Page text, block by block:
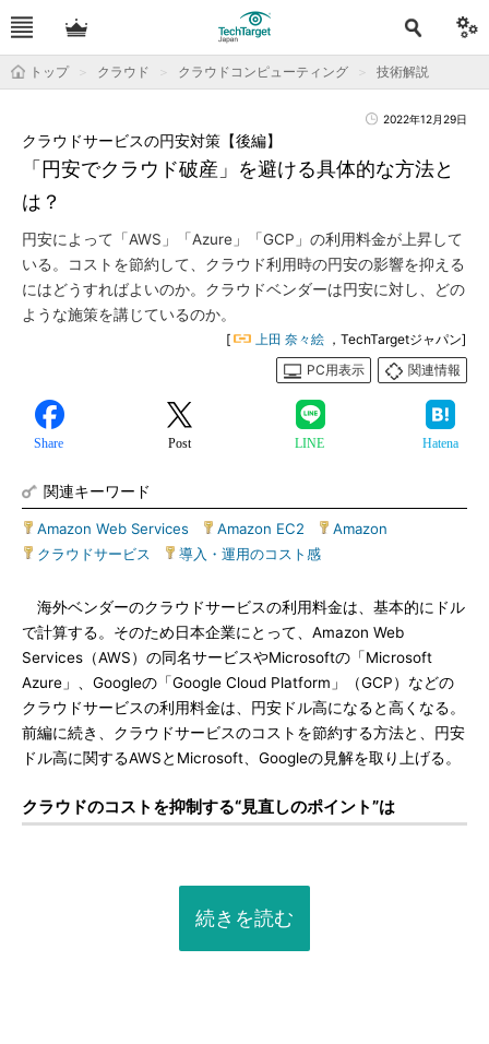
トップ クラウド クラウドコンピューティング 技術解説
2022年12月29日
「円安でクラウド破産」を避ける具体的な方法と
は？
クラウドサービスの円安対策【後編】
円安によって「AWS」「Azure」「GCP」の利用料金が上昇して
いる。コストを節約して、クラウド利用時の円安の影響を抑える
にはどうすればよいのか。クラウドベンダーは円安に対し、どの
ような施策を講じているのか。
[ 上田 奈々絵 ，TechTargetジャパン]
PC用表示
関連情報
Share Post LINE Hatena
関連キーワード
Amazon Web Services Amazon EC2 Amazon
クラウドサービス
導入・運用のコスト感
海外ベンダーのクラウドサービスの利用料金は、基本的にドル
で計算する。そのため日本企業にとって、Amazon Web
Services（AWS）の同名サービスやMicrosoftの「Microsoft
Azure」、Googleの「Google Cloud Platform」（GCP）などの
クラウドサービスの利用料金は、円安ドル高になると高くなる。
前編に続き、クラウドサービスのコストを節約する方法と、円安
ドル高に関するAWSとMicrosoft、Googleの見解を取り上げる。
クラウドのコストを抑制する“見直しのポイント”は
続きを読む